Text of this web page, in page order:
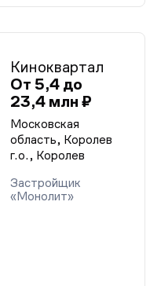
Киноквартал
От 5,4 до
23,4 млн ₽
Московская
область, Королев
г.о., Королев
Застройщик
«Монолит»